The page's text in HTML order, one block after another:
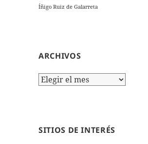
Íñigo Ruiz de Galarreta
ARCHIVOS
Archivos
SITIOS DE INTERÉS